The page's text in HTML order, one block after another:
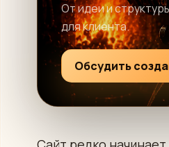
От идеи и
для клиента.
Обсудить